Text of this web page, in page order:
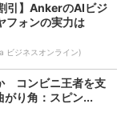
引】AnkerのAIビジ
フォンの実力は
ビジネスオンライン)
コンビニ王者を支
がり角：スピン...